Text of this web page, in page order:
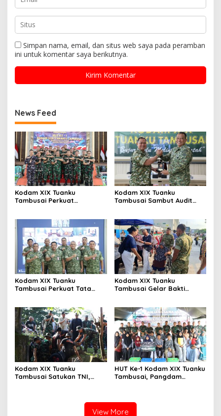
Simpan nama, email, dan situs web saya pada peramban
ini untuk komentar saya berikutnya.
News Feed
Kodam XIX Tuanku
Tambusai Perkuat
Kodam XIX Tuanku
Tambusai Sambut Audit
Kunci
Kodam XIX Tuanku
Tambusai Perkuat Tata
Penatausahaan Sesi II TA
2026
Kodam XIX Tuanku
Tambusai Gelar Bakti
Kodam XIX Tuanku
Tambusai Satukan TNI,
HUT Ke-1 Kodam XIX Tuanku
Tambusai, Pangdam
View More